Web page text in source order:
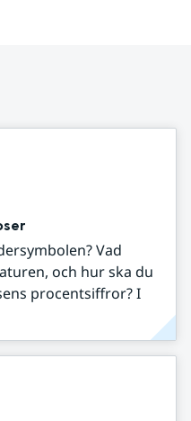
Vad
och hur ska du
procentsiffror? I